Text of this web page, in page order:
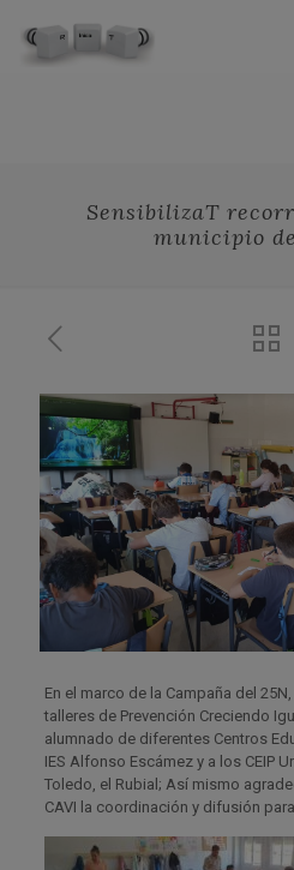
SensibilizaT
municipio
En el marco de la Campaña del
talleres de Prevención Creciendo
alumnado de diferentes Centros
IES Alfonso Escámez y a los CEIP
Toledo, el Rubial; Así mismo
CAVI la coordinación y difusión